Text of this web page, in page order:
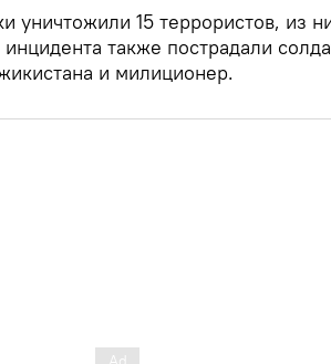
уничтожили 15 террористов, из
также пострадали
и милиционер.